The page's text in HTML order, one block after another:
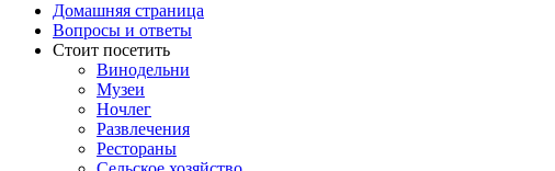
Домашняя страница
Вопросы и ответы
Стоит посетить
Винодельни
Музеи
Ночлег
Развлечения
Рестораны